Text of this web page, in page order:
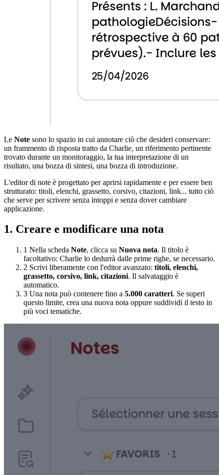
Le Note sono lo spazio in cui annotare ciò che desideri conservare:
un frammento di risposta tratto da Charlie, un riferimento pertinente
trovato durante un monitoraggio, la tua interpretazione di un
risultato, una bozza di sintesi, una bozza di introduzione.
L'editor di note è progettato per aprirsi rapidamente e per essere ben
strutturato: titoli, elenchi, grassetto, corsivo, citazioni, link... tutto ciò
che serve per scrivere senza intoppi e senza dover cambiare
applicazione.
1. Creare e modificare una nota
1 Nella scheda Note, clicca su Nuova nota. Il titolo è
facoltativo: Charlie lo dedurrà dalle prime righe, se necessario.
2 Scrivi liberamente con l'editor avanzato: titoli, elenchi,
grassetto, corsivo, link, citazioni. Il salvataggio è
automatico.
3 Una nota può contenere fino a 5.000 caratteri. Se superi
questo limite, crea una nuova nota oppure suddividi il testo in
più voci tematiche.